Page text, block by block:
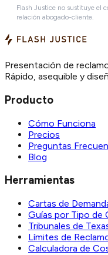
Flash Justice no sustituye el
relación abogado-cliente.
Presentación de
Rápido, asequible y
Producto
Cómo Funciona
Precios
Preguntas
Blog
Herramientas
Cartas de
Guías por Tipo de
Tribunales de
Límites de
Calculadora de